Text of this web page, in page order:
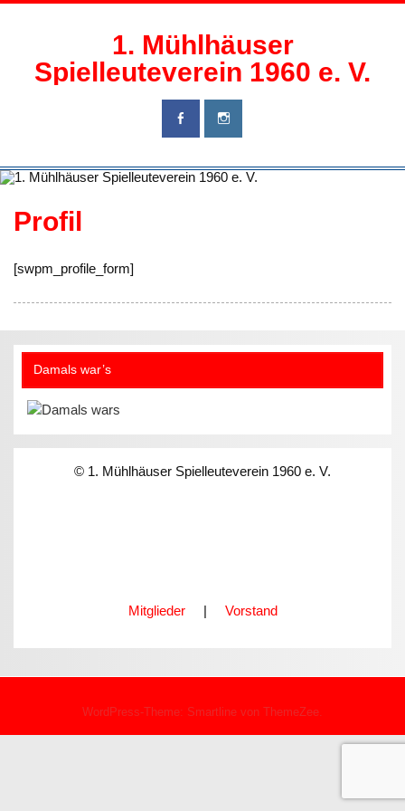
Zum
1. Mühlhäuser
Spielleuteverein 1960 e. V.
Profil
[swpm_profile_form]
Damals war’s
© 1. Mühlhäuser Spielleuteverein 1960 e. V.
Mitglieder| Vorstand
WordPress-Theme: Smartline von ThemeZee.